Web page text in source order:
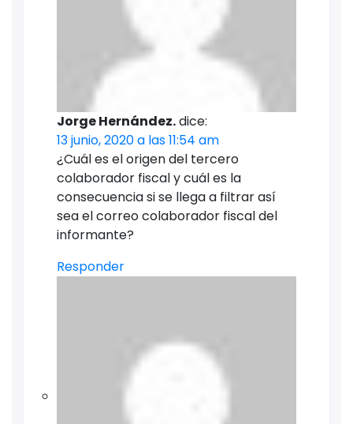
Jorge Hernández.dice:
13 junio, 2020 a las 11:54 am
¿Cuál es el origen del tercero
colaborador fiscal y cuál es la
consecuencia si se llega a filtrar así
sea el correo colaborador fiscal del
informante?
Responder